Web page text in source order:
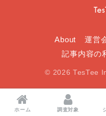
About 運営
記事内容の
© 2026 TesTee
ホーム 調査対象